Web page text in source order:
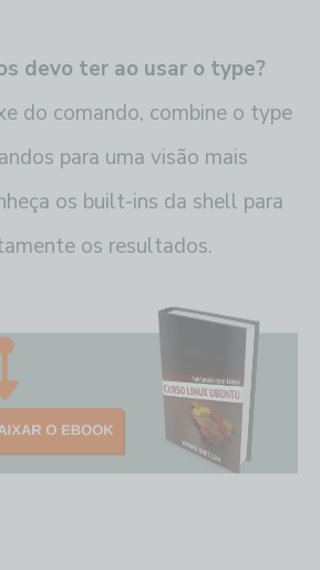
devo ter ao usar o type?
do comando, combine o type
para uma visão mais
os built-ins da shell para
os resultados.